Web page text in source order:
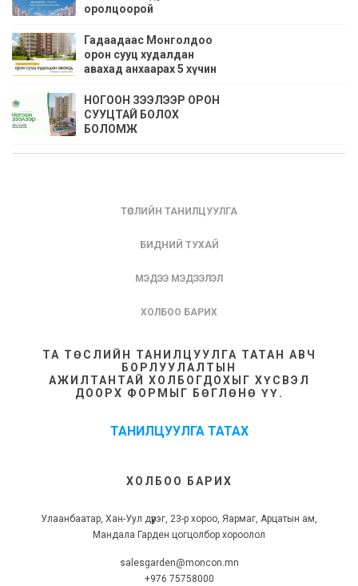
оролцоорой
Гадаадаас Монголдоо
орон сууц худалдан
авахад анхаарах 5 хүчин
НОГООН ЗЭЭЛЭЭР ОРОН
СУУЦТАЙ БОЛОХ
БОЛОМЖ
ТӨСЛИЙН ТАНИЛЦУУЛГА
БИДНИЙ ТУХАЙ
МЭДЭЭ МЭДЭЭЛЭЛ
ХОЛБОО БАРИХ
ТА ТӨСЛИЙН ТАНИЛЦУУЛГА ТАТАН АВЧ
БОРЛУУЛАЛТЫН
АЖИЛТАНТАЙ ХОЛБОГДОХЫГ ХҮСВЭЛ
ДООРХ ФОРМЫГ БӨГЛӨНӨ ҮҮ.
ТАНИЛЦУУЛГА ТАТАХ
ХОЛБОО БАРИХ
Улаанбаатар, Хан-Уул дүүрэг, 23-р хороо, Яармаг, Арцатын ам,
Мандала Гарден цогцолбор хороолол
salesgarden@moncon.mn
+976 75758000